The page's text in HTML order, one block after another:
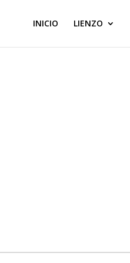
INICIO LIENZO